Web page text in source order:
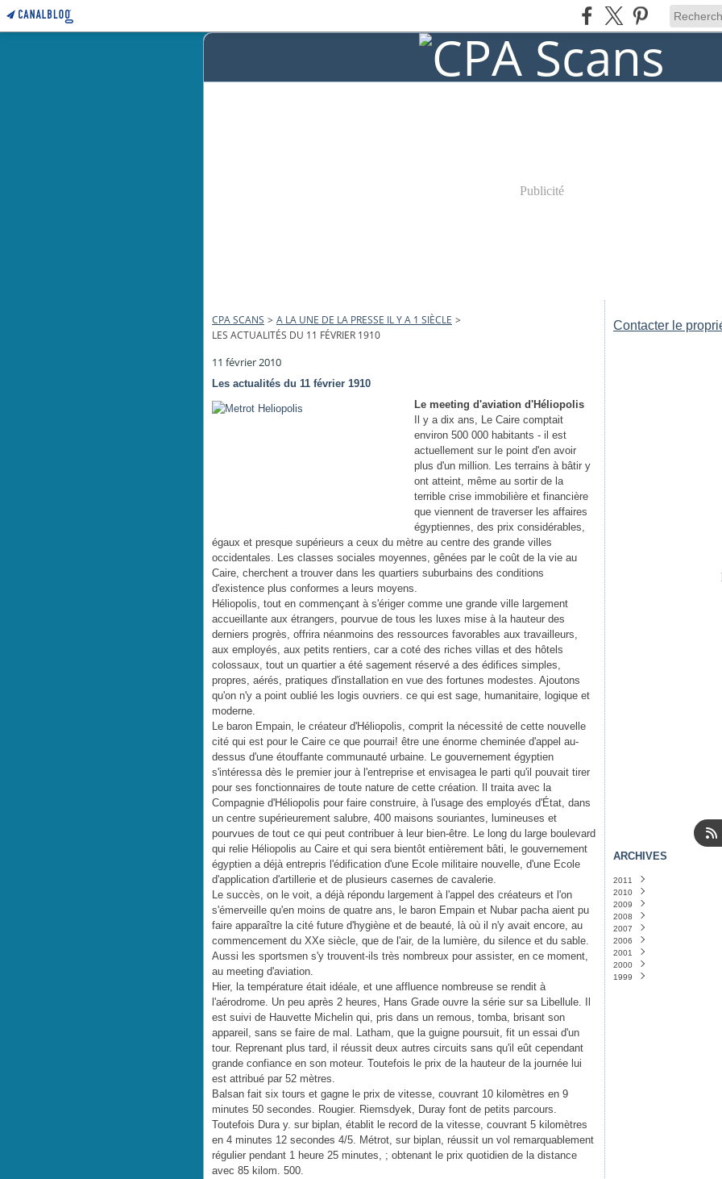
Publicité
CPA SCANS > A LA UNE DE LA PRESSE IL Y A 1 SIÈCLE >
LES ACTUALITÉS DU 11 FÉVRIER 1910
11 février 2010
Les actualités du 11 février 1910
Le meeting d'aviation d'Héliopolis
Il y a dix ans, Le Caire comptait
environ 500 000 habitants - il est
actuellement sur le point d'en avoir
plus d'un million. Les terrains à bâtir y
ont atteint, même au sortir de la
terrible crise immobilière et financière
que viennent de traverser les affaires
égyptiennes, des prix considérables,
égaux et presque supérieurs a ceux du mètre au centre des grande villes
occidentales. Les classes sociales moyennes, gênées par le coût de la vie au
Caire, cherchent a trouver dans les quartiers suburbains des conditions
d'existence plus conformes a leurs moyens.
Héliopolis, tout en commençant à s'ériger comme une grande ville largement
accueillante aux étrangers, pourvue de tous les luxes mise à la hauteur des
derniers progrès, offrira néanmoins des ressources favorables aux travailleurs,
aux employés, aux petits rentiers, car a coté des riches villas et des hôtels
colossaux, tout un quartier a été sagement réservé a des édifices simples,
propres, aérés, pratiques d'installation en vue des fortunes modestes. Ajoutons
qu'on n'y a point oublié les logis ouvriers. ce qui est sage, humanitaire, logique et
moderne.
Le baron Empain, le créateur d'Héliopolis, comprit la nécessité de cette nouvelle
cité qui est pour le Caire ce que pourrai! être une énorme cheminée d'appel au-
dessus d'une étouffante communauté urbaine. Le gouvernement égyptien
s'intéressa dès le premier jour à l'entreprise et envisagea le parti qu'il pouvait tirer
pour ses fonctionnaires de toute nature de cette création. Il traita avec la
Compagnie d'Héliopolis pour faire construire, à l'usage des employés d'État, dans
un centre supérieurement salubre, 400 maisons souriantes, lumineuses et
pourvues de tout ce qui peut contribuer à leur bien-être. Le long du large boulevard
qui relie Héliopolis au Caire et qui sera bientôt entièrement bâti, le gouvernement
égyptien a déjà entrepris l'édification d'une Ecole militaire nouvelle, d'une Ecole
d'application d'artillerie et de plusieurs casernes de cavalerie.
Le succès, on le voit, a déjà répondu largement à l'appel des créateurs et l'on
s'émerveille qu'en moins de quatre ans, le baron Empain et Nubar pacha aient pu
faire apparaître la cité future d'hygiène et de beauté, là où il n'y avait encore, au
commencement du XXe siècle, que de l'air, de la lumière, du silence et du sable.
Aussi les sportsmen s'y trouvent-ils très nombreux pour assister, en ce moment,
au meeting d'aviation.
Hier, la température était idéale, et une affluence nombreuse se rendit à
l'aérodrome. Un peu après 2 heures, Hans Grade ouvre la série sur sa Libellule. Il
est suivi de Hauvette Michelin qui, pris dans un remous, tomba, brisant son
appareil, sans se faire de mal. Latham, que la guigne poursuit, fit un essai d'un
tour. Reprenant plus tard, il réussit deux autres circuits sans qu'il eût cependant
grande confiance en son moteur. Toutefois le prix de la hauteur de la journée lui
est attribué par 52 mètres.
Balsan fait six tours et gagne le prix de vitesse, couvrant 10 kilomètres en 9
minutes 50 secondes. Rougier. Riemsdyek, Duray font de petits parcours.
Toutefois Dura y. sur biplan, établit le record de la vitesse, couvrant 5 kilomètres
en 4 minutes 12 secondes 4/5. Métrot, sur biplan, réussit un vol remarquablement
régulier pendant 1 heure 25 minutes, ; obtenant le prix quotidien de la distance
avec 85 kilom. 500.
Contacter le
ARCHIVES
2011
Janvier
2010
Décembre
Novembre
Octobre
Septembre
Août
Juillet
Juin
2009
Décembre
Novembre
Octobre
Septembre
Août
Juillet
2008
Décembre
Novembre
Octobre
Septembre
Août
2007
Décembre
Mai(1)
Mars
2006
Avril
2001
Septembre
Janvier
2000
Novembre
1999